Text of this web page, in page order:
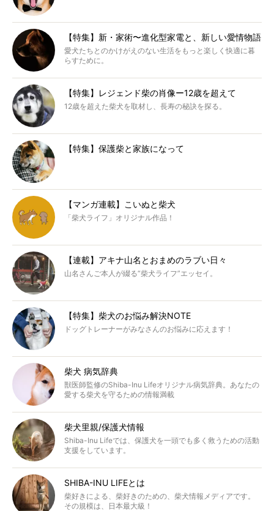
【特集】新・家術〜進化型家電と、新しい愛情物語
愛犬たちとのかけがえのない生活をもっと楽しく快適に暮
らすために。
【特集】レジェンド柴の肖像ー12歳を超えて
12歳を超えた柴犬を取材し、長寿の秘訣を探る。
【特集】保護柴と家族になって
【マンガ連載】こいぬと柴犬
「柴犬ライフ」オリジナル作品！
【連載】アキナ山名とおまめのラブい日々
山名さんご本人が綴る“柴犬ライフ”エッセイ。
【特集】柴犬のお悩み解決NOTE
ドッグトレーナーがみなさんのお悩みに応えます！
柴犬 病気辞典
獣医師監修のShiba-Inu Lifeオリジナル病気辞典。あなたの
愛する柴犬を守るための情報満載
柴犬里親/保護犬情報
Shiba-Inu Lifeでは、保護犬を一頭でも多く救うための活動
支援をしています。
SHIBA-INU LIFEとは
柴好きによる、柴好きのための、柴犬情報メディアです。
その規模は、日本最大級！